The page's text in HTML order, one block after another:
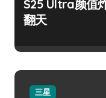
S25 Ultra颜值
翻天
三星